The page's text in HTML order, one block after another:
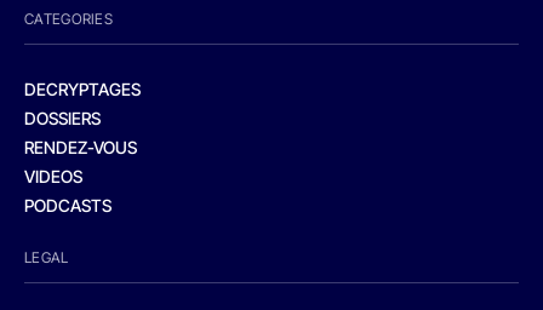
CATEGORIES
DECRYPTAGES
DOSSIERS
RENDEZ-VOUS
VIDEOS
PODCASTS
LEGAL